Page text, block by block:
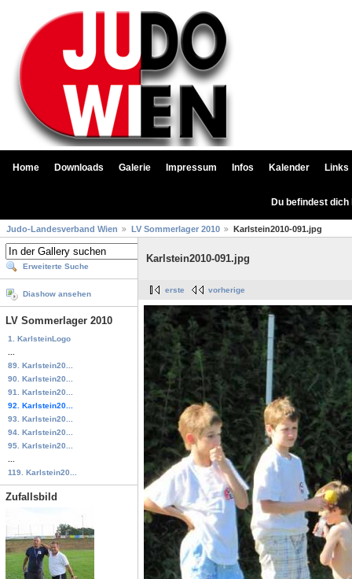
Home Downloads Galerie Impressum Infos Kalender Links
Du befindest
Judo-Landesverband Wien LV Sommerlager 2010 Karlstein2010-091.jpg
Erweiterte Suche
Diashow ansehen
LV Sommerlager 2010
1. KarlsteinLogo
89. Karlstein20...
90. Karlstein20...
91. Karlstein20...
92. Karlstein20...
93. Karlstein20...
94. Karlstein20...
95. Karlstein20...
119. Karlstein20...
Zufallsbild
Karlstein2010-091.jpg
erste vorherige